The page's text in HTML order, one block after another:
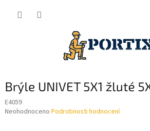
Brýle UNIVET 5X1 žluté
E4059
Průměrné
Neohodnoceno Podrobnosti hodnocení